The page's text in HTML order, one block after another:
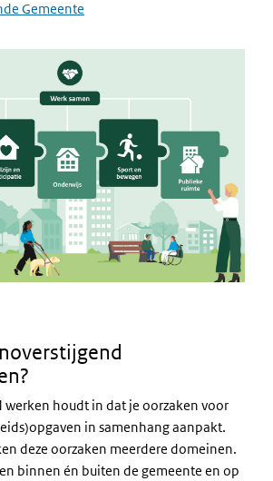
Gemeente
Aanpak Gezonde Gemeente in beelden
houdt in dat je oorzaken voor
in samenhang aanpakt.
deze oorzaken meerdere domeinen.
binnen én buiten de gemeente en op